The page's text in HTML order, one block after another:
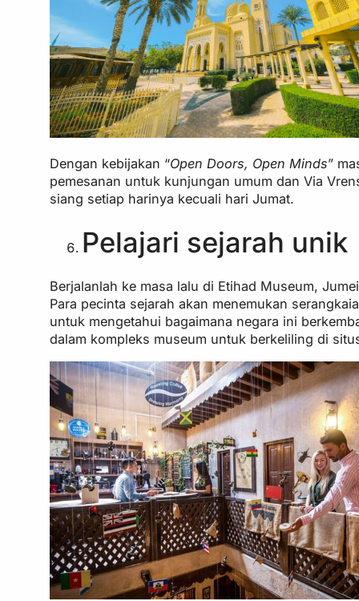
Dengan kebijakan “Open Doors, Open Minds”
pemesanan untuk kunjungan umum dan Via
siang setiap harinya kecuali hari Jumat.
Pelajari sejarah unik
Berjalanlah ke masa lalu di Etihad Museum,
Para pecinta sejarah akan menemukan
untuk mengetahui bagaimana negara ini
dalam kompleks museum untuk berkeliling di